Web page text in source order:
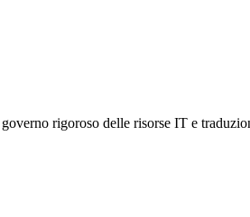
rigoroso delle risorse IT e